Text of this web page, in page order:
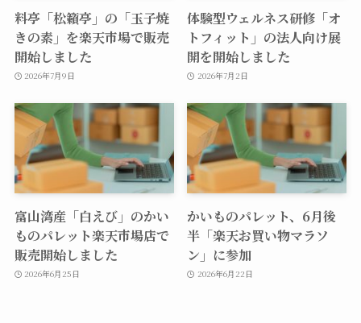
料亭「松籟亭」の「玉子焼
きの素」を楽天市場で販売
開始しました
2026年7月9日
体験型ウェルネス研修「オ
トフィット」の法人向け展
開を開始しました
2026年7月2日
富山湾産「白えび」のかい
ものパレット楽天市場店で
販売開始しました
2026年6月25日
かいものパレット、6月後
半「楽天お買い物マラソ
ン」に参加
2026年6月22日